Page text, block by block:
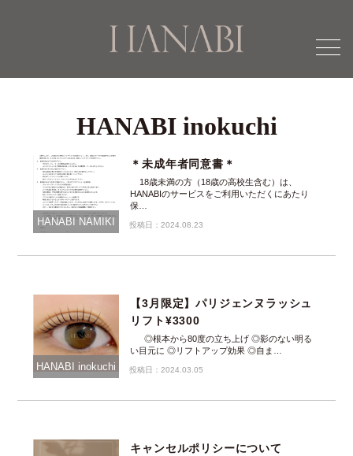
menu
HANABI inokuchi
HANABI NAMIKI
＊未成年者同意書＊
18歳未満の方（18歳の高校生含む）は、
HANABIのサービスをご利用いただくにあたり
保…
投稿日：2024.08.23
HANABI inokuchi
【3月限定】パリジェンヌラッシュ
リフト¥3300
◎根本から80度の立ち上げ ◎影のない明る
い目元に ◎リフトアップ効果 ◎自ま…
投稿日：2024.03.05
キャンセルポリシーについて